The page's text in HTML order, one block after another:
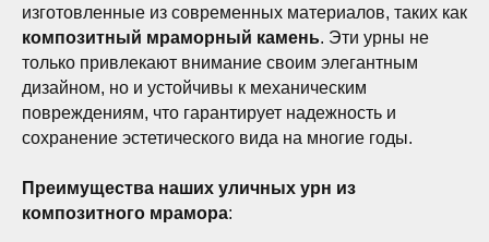
изготовленные из современных материалов, таких как
композитный мраморный камень. Эти урны не
только привлекают внимание своим элегантным
дизайном, но и устойчивы к механическим
повреждениям, что гарантирует надежность и
сохранение эстетического вида на многие годы.
Преимущества наших уличных урн из
композитного мрамора: